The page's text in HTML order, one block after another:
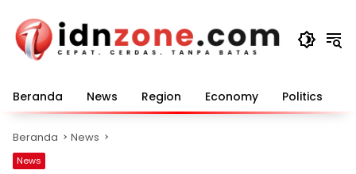
konten
Beranda News Region Economy Politics
Beranda News
News